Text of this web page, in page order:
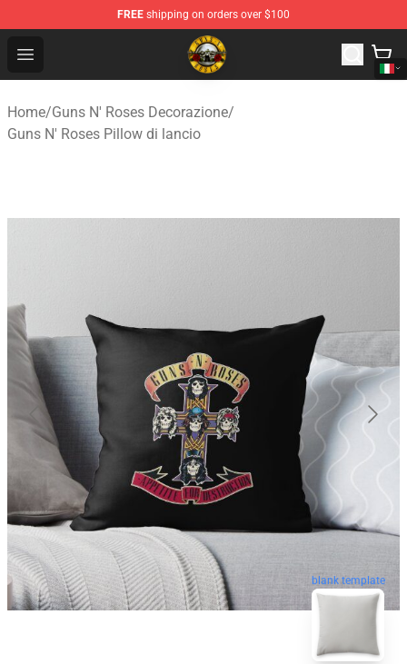
FREE shipping on orders over $100
Open menu
Guns N' Roses Store - Official Guns N' Roses
Home/Guns N' Roses Decorazione/
Guns N' Roses Pillow di lancio
blank template